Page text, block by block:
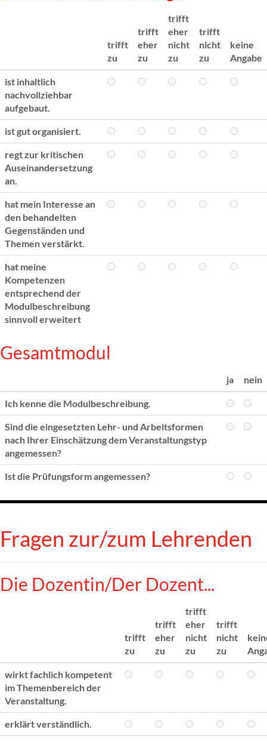
trifft
zu
trifft
eher
zu
trifft
eher
nicht
zu
trifft
nicht
zu
keine
Angabe
ist inhaltlich
nachvollziehbar
aufgebaut.
ist gut organisiert.
regt zur kritischen
Auseinandersetzung
an.
hat mein Interesse an
den behandelten
Gegenständen und
Themen verstärkt.
hat meine
Kompetenzen
entsprechend der
Modulbeschreibung
sinnvoll erweitert
Gesamtmodul
ja nein
Ich kenne die Modulbeschreibung.
Sind die eingesetzten Lehr- und Arbeitsformen
nach Ihrer Einschätzung dem Veranstaltungstyp
angemessen?
Ist die Prüfungsform angemessen?
Fragen zur/zum Lehrenden
Die Dozentin/Der Dozent...
trifft
zu
trifft
eher
zu
trifft
eher
nicht
zu
trifft
nicht
zu
wirkt fachlich kompetent
im Themenbereich der
Veranstaltung.
erklärt verständlich.